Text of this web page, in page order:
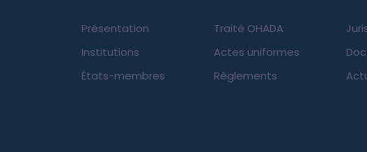
Présentation
Institutions
États-membres
Traité OHADA
Actes uniformes
Règlements